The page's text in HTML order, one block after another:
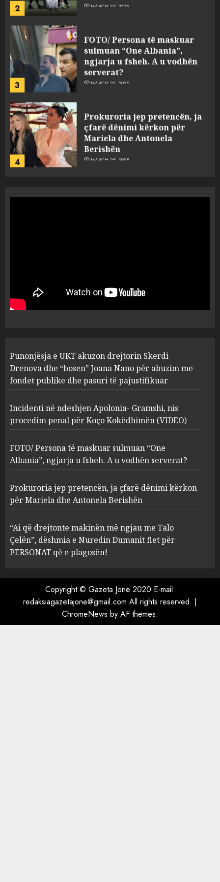
2 MARCH 27, 2025
3
FOTO/ Persona të maskuar
sulmuan “One Albania”,
ngjarja u fsheh. A u vodhën
serverat?
MARCH 25, 2025
4
Prokuroria jep pretencën, ja
çfarë dënimi kërkon për
Mariela dhe Antonela
Berishën
MARCH 25, 2025
1
“bosen” Joana Nano për
abuzim me fondet publike dhe
pasuri të pajustifikuar
2
Apolonia- Gramshi, nis
procedim penal për Koço
Kokëdhimën (VIDEO)
MARCH 27, 2025
3
FOTO/ Persona të maskuar
sulmuan “One Albania”,
ngjarja u fsheh. A u vodhën
serverat?
MARCH 25, 2025
4
Prokuroria jep pretencën, ja
çfarë dënimi kërkon për
Berishën
MARCH 25, 2025
ngjau me Talo Çelën”,
dëshmia e Nuredin Dumanit
flet për PERSONAT që e
plagosën!
Punonjësja e UKT akuzon drejtorin Skerdi
Drenova dhe “bosen” Joana Nano për abuzim me
fondet publike dhe pasuri të pajustifikuar
Incidenti në ndeshjen Apolonia- Gramshi, nis
procedim penal për Koço Kokëdhimën (VIDEO)
FOTO/ Persona të maskuar sulmuan “One
Albania”, ngjarja u fsheh. A u vodhën serverat?
Prokuroria jep pretencën, ja çfarë dënimi kërkon
për Mariela dhe Antonela Berishën
“Ai që drejtonte makinën më ngjau me Talo
Çelën”, dëshmia e Nuredin Dumanit flet për
PERSONAT që e plagosën!
Copyright © Gazeta Jonë 2020 E-mail:
redaksiagazetajone@gmail.com All rights reserved. |
ChromeNews by AF themes.